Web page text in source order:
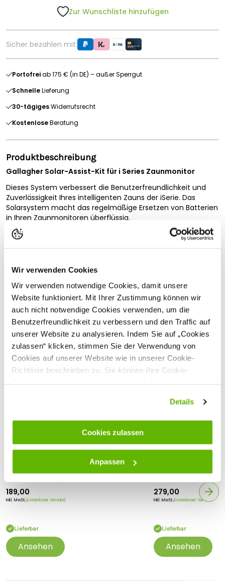
Wir verwenden Cookies
Wir verwenden notwendige Cookies, damit unsere
Website funktioniert. Mit Ihrer Zustimmung können wir
auch nicht notwendige Cookies verwenden, um die
Benutzerfreundlichkeit zu verbessern und den Traffic auf
unserer Website zu analysieren. Indem Sie auf „Cookies
zulassen“ klicken, stimmen Sie der Verwendung von
Cookies auf unserer Website wie in unserer Cookie-
Richtlinie beschrieben zu. Sie können Ihre Cookie-
Details
Cookies zulassen
Anpassen
Zur Wunschliste hinzufügen
Sicher bezahlen mit:
Portofreiab 175 € (in DE) – außer Sperrgut
SchnelleLieferung
30-tägigesWiderrufsrecht
KostenloseBeratung
Produktbeschreibung
Gallagher Solar-Assist-Kit für i Series Zaunmonitor
Dieses System verbessert die Benutzerfreundlichkeit und
Zuverlässigkeit Ihres intelligenten Zauns der iSerie. Das
Solarsystem macht das regelmäßige Ersetzen von Batterien
in Ihren Zaunmonitoren überflüssig.
Das mitgelieferte 4-Watt-Solarmodul versorgt den
Zaunmonitor mit Strom und hält gleichzeitig die Batterien
(2x 9V) separat erhältlich.
Gallagher empfiehlt die Verwendung von hochwertigen Pro
Alkaline 9 Volt-Batterien von Duracell (MN604, ID1604, 6LR61,
LR22, PP3, 6LF22).
Sicherheitshinweise
Hersteller:Gallagher Europe B.V., Bornholmstraat 62a,
AZGroningen, Niederlande, onlineservice@gallagher.eu
Kundenbewertungen
Passende Produkte
189,00
Inkl. MwSt.,kostenloser Versand
Lieferbar
Ansehen
279,00
Inkl. MwSt.,kostenloser Versand
Lieferbar
Ansehen